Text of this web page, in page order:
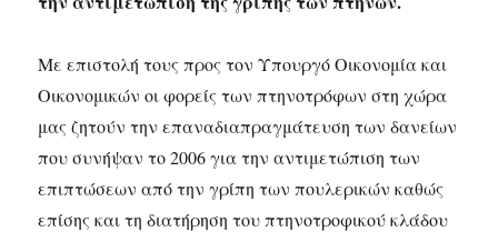
Με επιστολή τους προς τον Υπουργό Οικονομία και
Οικονομικών οι φορείς των πτηνοτρόφων στη χώρα
μας ζητούν την επαναδιαπραγμάτευση των δανείων
που συνήψαν το 2006 για την αντιμετώπιση των
επιπτώσεων από την γρίπη των πουλερικών καθώς
επίσης και τη διατήρηση του πτηνοτροφικού κλάδου